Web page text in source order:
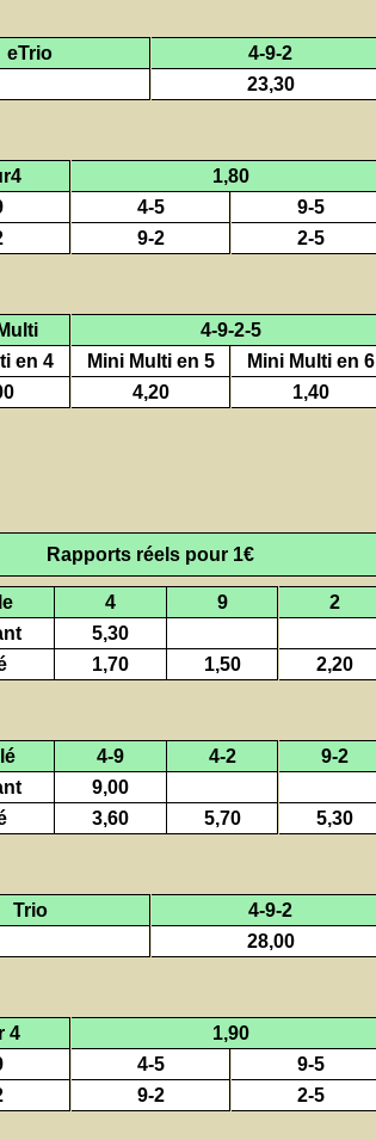
eTrio
4-9-2
23,30
1,80
4-5
9-5
9-2 2-5
4-9-2-5
en 4
Mini Multi en 5
Mini Multi en 6
4,20 1,40
Rapports réels pour 1€
4 9
2
5,30
1,70 1,50 2,20
4-9 4-2
9-2
9,00
3,60 5,70 5,30
Trio
4-9-2
28,00
4
1,90
4-5
9-5
9-2 2-5